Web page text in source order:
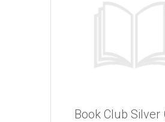
Book Club Silver